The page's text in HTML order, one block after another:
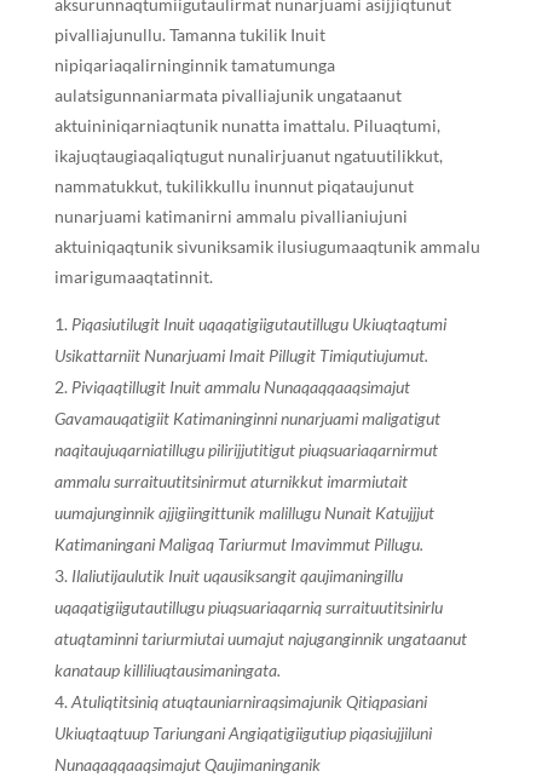
aksurunnaqtumiigutaulirmat nunarjuami asijjiqtunut
pivalliajunullu. Tamanna tukilik Inuit
nipiqariaqalirninginnik tamatumunga
aulatsigunnaniarmata pivalliajunik ungataanut
aktuininiqarniaqtunik nunatta imattalu. Piluaqtumi,
ikajuqtaugiaqaliqtugut nunalirjuanut ngatuutilikkut,
nammatukkut, tukilikkullu inunnut piqataujunut
nunarjuami katimanirni ammalu pivallianiujuni
aktuiniqaqtunik sivuniksamik ilusiugumaaqtunik ammalu
imarigumaaqtatinnit.
Piqasiutilugit Inuit uqaqatigiigutautillugu Ukiuqtaqtumi
Usikattarniit Nunarjuami Imait Pillugit Timiqutiujumut.
Piviqaqtillugit Inuit ammalu Nunaqaqqaaqsimajut
Gavamauqatigiit Katimaninginni nunarjuami maligatigut
naqitaujuqarniatillugu pilirijjutitigut piuqsuariaqarnirmut
ammalu surraituutitsinirmut aturnikkut imarmiutait
uumajunginnik ajjigiingittunik malillugu Nunait Katujjjut
Katimaningani Maligaq Tariurmut Imavimmut Pillugu.
Ilaliutijaulutik Inuit uqausiksangit qaujimaningillu
uqaqatigiigutautillugu piuqsuariaqarniq surraituutitsinirlu
atuqtaminni tariurmiutai uumajut najuganginnik ungataanut
kanataup killiliuqtausimaningata.
Atuliqtitsiniq atuqtauniarniraqsimajunik Qitiqpasiani
Ukiuqtaqtuup Tariungani Angiqatigiigutiup piqasiujjiluni
Nunaqaqqaaqsimajut Qaujimaninganik